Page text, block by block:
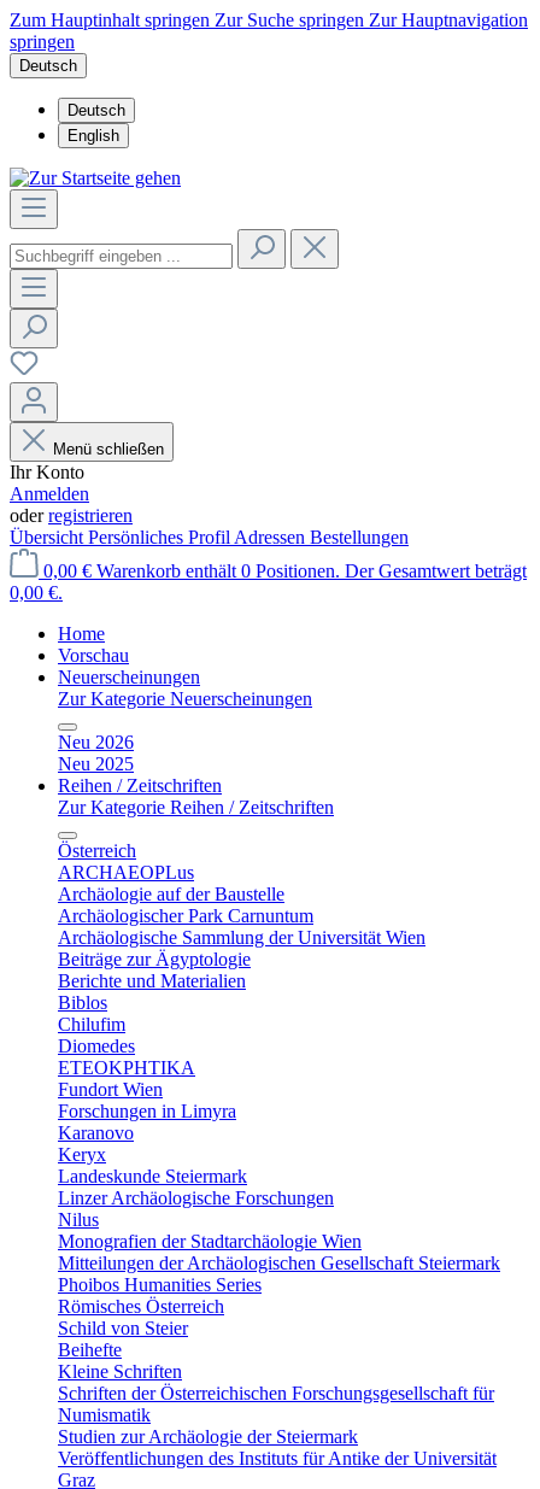
Zum Hauptinhalt springen Zur Suche springen Zur Hauptnavigation
springen
Deutsch
Deutsch
English
Menü schließen
Ihr Konto
Anmelden
oderregistrieren
Übersicht Persönliches Profil Adressen Bestellungen
0,00 € Warenkorb enthält 0 Positionen. Der Gesamtwert beträgt
0,00 €.
Home
Vorschau
Neuerscheinungen
Zur Kategorie Neuerscheinungen
Neu 2026
Neu 2025
Reihen / Zeitschriften
Zur Kategorie Reihen / Zeitschriften
Österreich
ARCHAEOPLus
Archäologie auf der Baustelle
Archäologischer Park Carnuntum
Archäologische Sammlung der Universität Wien
Beiträge zur Ägyptologie
Berichte und Materialien
Biblos
Chilufim
Diomedes
ETEOKPHTIKA
Fundort Wien
Forschungen in Limyra
Karanovo
Keryx
Landeskunde Steiermark
Linzer Archäologische Forschungen
Nilus
Monografien der Stadtarchäologie Wien
Mitteilungen der Archäologischen Gesellschaft Steiermark
Phoibos Humanities Series
Römisches Österreich
Schild von Steier
Beihefte
Kleine Schriften
Schriften der Österreichischen Forschungsgesellschaft für
Numismatik
Studien zur Archäologie der Steiermark
Veröffentlichungen des Instituts für Antike der Universität
Graz